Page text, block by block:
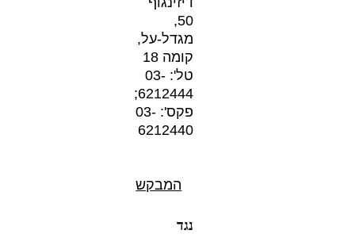
50,
מגדל-על,
קומה 18
טל': 03-
6212444;
פקס': 03-
המבקש
נגד